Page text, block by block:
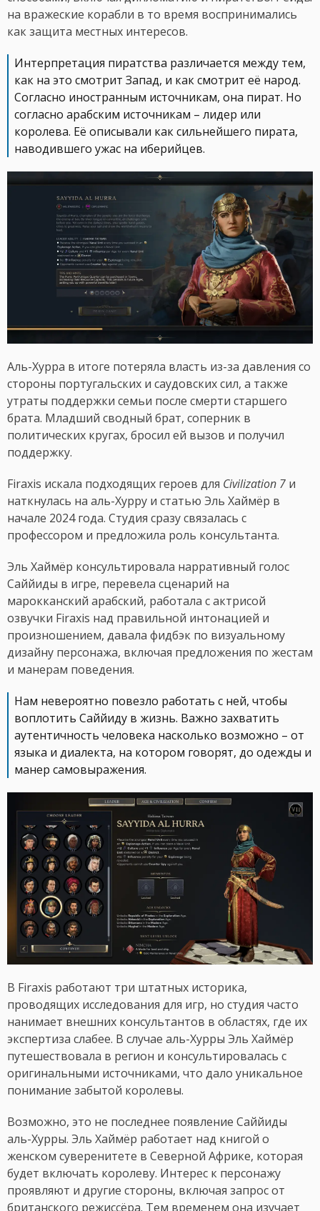
на вражеские корабли в то время воспринимались
как защита местных интересов.
Интерпретация пиратства различается между тем,
как на это смотрит Запад, и как смотрит её народ.
Согласно иностранным источникам, она пират. Но
согласно арабским источникам – лидер или
королева. Её описывали как сильнейшего пирата,
наводившего ужас на иберийцев.
Аль-Хурра в итоге потеряла власть из-за давления со
стороны португальских и саудовских сил, а также
утраты поддержки семьи после смерти старшего
брата. Младший сводный брат, соперник в
политических кругах, бросил ей вызов и получил
поддержку.
Firaxis искала подходящих героев для Civilization 7 и
наткнулась на аль-Хурру и статью Эль Хаймёр в
начале 2024 года. Студия сразу связалась с
профессором и предложила роль консультанта.
Эль Хаймёр консультировала нарративный голос
Саййиды в игре, перевела сценарий на
марокканский арабский, работала с актрисой
озвучки Firaxis над правильной интонацией и
произношением, давала фидбэк по визуальному
дизайну персонажа, включая предложения по жестам
и манерам поведения.
Нам невероятно повезло работать с ней, чтобы
воплотить Саййиду в жизнь. Важно захватить
аутентичность человека насколько возможно – от
языка и диалекта, на котором говорят, до одежды и
манер самовыражения.
В Firaxis работают три штатных историка,
проводящих исследования для игр, но студия часто
нанимает внешних консультантов в областях, где их
экспертиза слабее. В случае аль-Хурры Эль Хаймёр
путешествовала в регион и консультировалась с
оригинальными источниками, что дало уникальное
понимание забытой королевы.
Возможно, это не последнее появление Саййиды
аль-Хурры. Эль Хаймёр работает над книгой о
женском суверенитете в Северной Африке, которая
будет включать королеву. Интерес к персонажу
проявляют и другие стороны, включая запрос от
британского режиссёра. Тем временем она изучает